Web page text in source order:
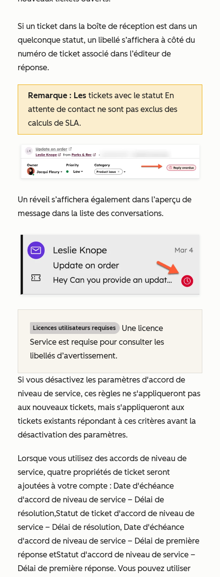
Si un ticket dans la boîte de réception est dans un
quelconque statut, un libellé s’affichera à côté du
numéro de ticket associé dans l’éditeur de
réponse.
Remarque : Les tickets avec le statut En
attente de contact ne sont pas exclus des
calculs de SLA.
Un réveil s’affichera également dans l’aperçu de
message dans la liste des conversations.
Licences utilisateurs requises
Une licence
Service est requise pour consulter les
libellés d’avertissement.
Si vous désactivez les paramètres d'accord de
niveau de service, ces règles ne s'appliqueront pas
aux nouveaux tickets, mais s'appliqueront aux
tickets existants répondant à ces critères avant la
désactivation des paramètres.
Lorsque vous utilisez des accords de niveau de
service, quatre propriétés de ticket seront
ajoutées à votre compte : Date d'échéance
d'accord de niveau de service – Délai de
résolution,Statut de ticket d'accord de niveau de
service – Délai de résolution, Date d'échéance
d'accord de niveau de service – Délai de première
réponse etStatut d'accord de niveau de service –
Délai de première réponse. Vous pouvez utiliser